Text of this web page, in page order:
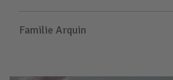
Familie Arquin